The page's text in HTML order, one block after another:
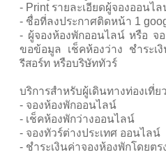
- Print รายละเอียดผู้จองออนไล
- ชื่อที่ลงประกาศติดหน้า 1
- ผู้จองห้องพักออนไลน์ หรือ จ
ขอข้อมูล เช็คห้องว่าง ชำระเ
รีสอร์ท หรือบริษัททัวร์
บริการสำหรับผู้เดินทางท่องเที่
- จองห้องพักออนไลน์
- เช็คห้องพักว่างออนไลน์
- จองทัวร์ต่างประเทศ ออนไลน์
- ชำระเงินค่าจองห้องพักโดยต